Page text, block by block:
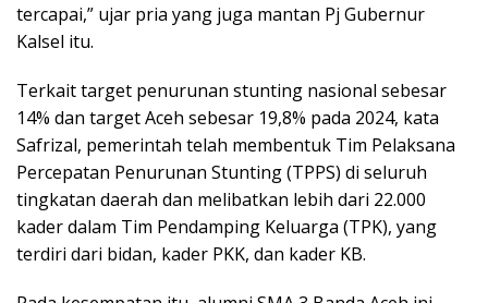
tercapai,” ujar pria yang juga mantan Pj Gubernur
Kalsel itu.
Terkait target penurunan stunting nasional sebesar
14% dan target Aceh sebesar 19,8% pada 2024, kata
Safrizal, pemerintah telah membentuk Tim Pelaksana
Percepatan Penurunan Stunting (TPPS) di seluruh
tingkatan daerah dan melibatkan lebih dari 22.000
kader dalam Tim Pendamping Keluarga (TPK), yang
terdiri dari bidan, kader PKK, dan kader KB.